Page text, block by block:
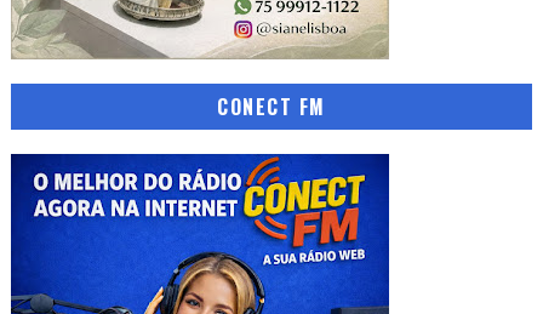
CONECT FM